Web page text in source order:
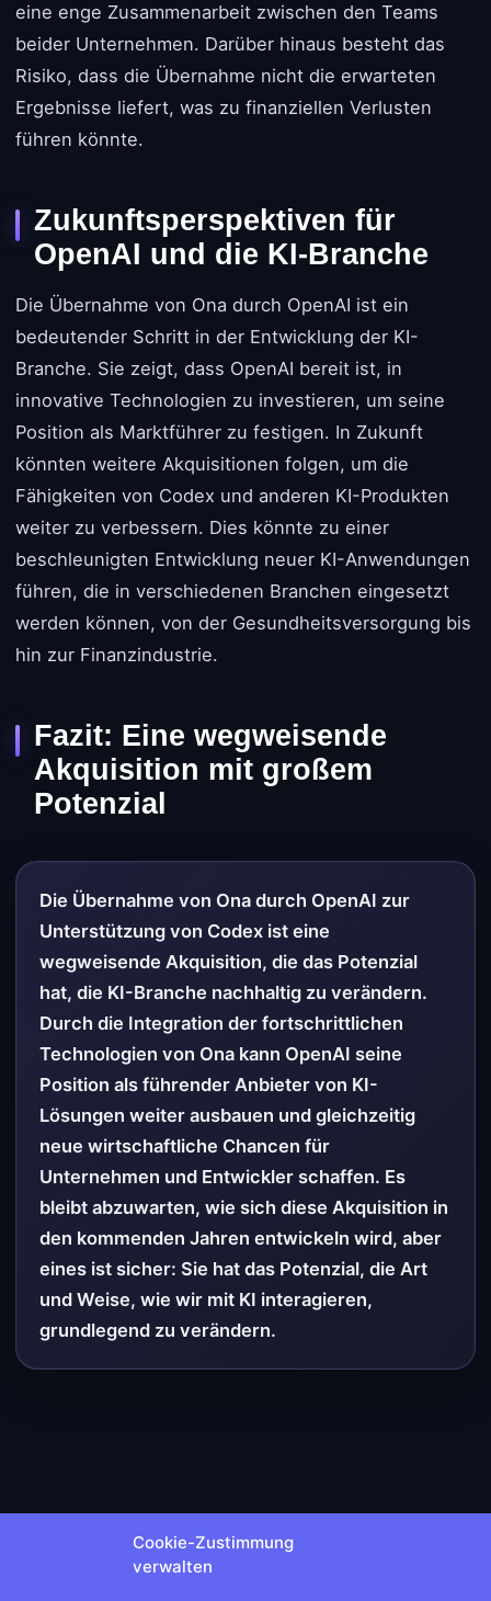
Cookie-Zustimmung
verwalten
eine enge Zusammenarbeit zwischen den Teams
beider Unternehmen. Darüber hinaus besteht das
Risiko, dass die Übernahme nicht die erwarteten
Ergebnisse liefert, was zu finanziellen Verlusten
führen könnte.
Zukunftsperspektiven für
OpenAI und die KI-Branche
Die Übernahme von Ona durch OpenAI ist ein
bedeutender Schritt in der Entwicklung der KI-
Branche. Sie zeigt, dass OpenAI bereit ist, in
innovative Technologien zu investieren, um seine
Position als Marktführer zu festigen. In Zukunft
könnten weitere Akquisitionen folgen, um die
Fähigkeiten von Codex und anderen KI-Produkten
weiter zu verbessern. Dies könnte zu einer
beschleunigten Entwicklung neuer KI-Anwendungen
führen, die in verschiedenen Branchen eingesetzt
werden können, von der Gesundheitsversorgung bis
hin zur Finanzindustrie.
Fazit: Eine wegweisende
Akquisition mit großem
Potenzial
Die Übernahme von Ona durch OpenAI zur
Unterstützung von Codex ist eine
wegweisende Akquisition, die das Potenzial
hat, die KI-Branche nachhaltig zu verändern.
Durch die Integration der fortschrittlichen
Technologien von Ona kann OpenAI seine
Position als führender Anbieter von KI-
Lösungen weiter ausbauen und gleichzeitig
neue wirtschaftliche Chancen für
Unternehmen und Entwickler schaffen. Es
bleibt abzuwarten, wie sich diese Akquisition in
den kommenden Jahren entwickeln wird, aber
eines ist sicher: Sie hat das Potenzial, die Art
und Weise, wie wir mit KI interagieren,
grundlegend zu verändern.